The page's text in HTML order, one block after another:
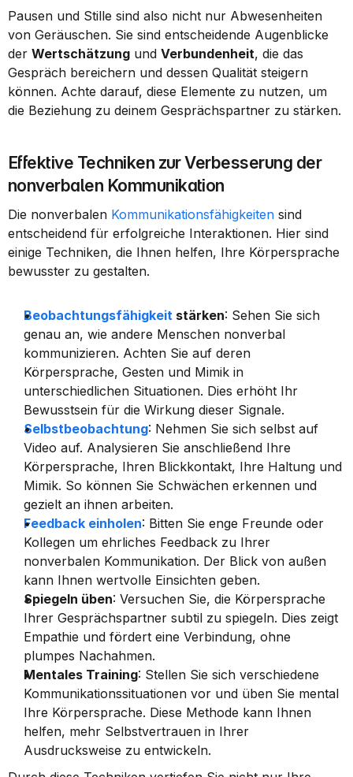
Pausen und Stille sind also nicht nur Abwesenheiten
von Geräuschen. Sie sind entscheidende Augenblicke
der Wertschätzung und Verbundenheit, die das
Gespräch bereichern und dessen Qualität steigern
können. Achte darauf, diese Elemente zu nutzen, um
die Beziehung zu deinem Gesprächspartner zu stärken.
Effektive Techniken zur Verbesserung der
nonverbalen Kommunikation
Die nonverbalen Kommunikationsfähigkeiten sind
entscheidend für erfolgreiche Interaktionen. Hier sind
einige Techniken, die Ihnen helfen, Ihre Körpersprache
bewusster zu gestalten.
Beobachtungsfähigkeit stärken: Sehen Sie sich
genau an, wie andere Menschen nonverbal
kommunizieren. Achten Sie auf deren
Körpersprache, Gesten und Mimik in
unterschiedlichen Situationen. Dies erhöht Ihr
Bewusstsein für die Wirkung dieser Signale.
Selbstbeobachtung: Nehmen Sie sich selbst auf
Video auf. Analysieren Sie anschließend Ihre
Körpersprache, Ihren Blickkontakt, Ihre Haltung und
Mimik. So können Sie Schwächen erkennen und
gezielt an ihnen arbeiten.
Feedback einholen: Bitten Sie enge Freunde oder
Kollegen um ehrliches Feedback zu Ihrer
nonverbalen Kommunikation. Der Blick von außen
kann Ihnen wertvolle Einsichten geben.
Spiegeln üben: Versuchen Sie, die Körpersprache
Ihrer Gesprächspartner subtil zu spiegeln. Dies zeigt
Empathie und fördert eine Verbindung, ohne
plumpes Nachahmen.
Mentales Training: Stellen Sie sich verschiedene
Kommunikationssituationen vor und üben Sie mental
Ihre Körpersprache. Diese Methode kann Ihnen
helfen, mehr Selbstvertrauen in Ihrer
Ausdrucksweise zu entwickeln.